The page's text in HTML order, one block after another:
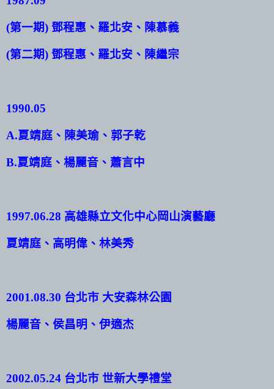
(第一期) 鄧程惠、羅北安、陳慕義
(第二期) 鄧程惠、羅北安、陳繼宗
1990.05
A.夏靖庭、陳美瑜、郭子乾
B.夏靖庭、楊麗音、蕭言中
1997.06.28 高雄縣立文化中心岡山演藝廳
夏靖庭、高明偉、林美秀
2001.08.30 台北市 大安森林公園
楊麗音、侯昌明、伊適杰
2002.05.24 台北市 世新大學禮堂